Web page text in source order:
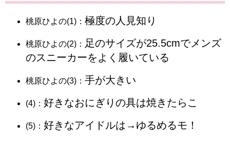
桃原ひよの(1)： 極度の人見知り
桃原ひよの(2)： 足のサイズが25.5cmでメンズ
のスニーカーをよく履いている
桃原ひよの(3)： 手が大きい
(4)： 好きなおにぎりの具は焼きたらこ
(5)： 好きなアイドルは→ゆるめるモ！